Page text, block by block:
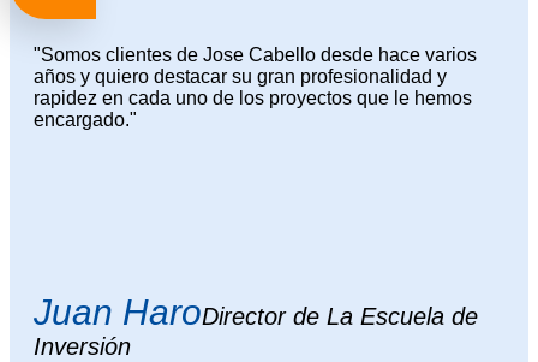
"Somos clientes de Jose Cabello desde hace varios
años y quiero destacar su gran profesionalidad y
rapidez en cada uno de los proyectos que le hemos
encargado."
Juan HaroDirector de La Escuela de
Inversión